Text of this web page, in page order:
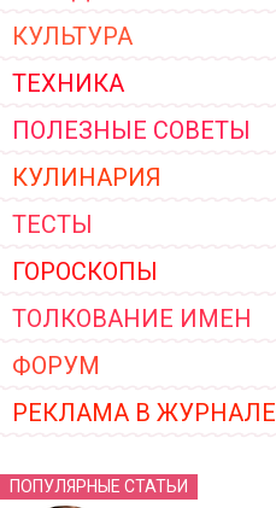
КУЛЬТУРА
ТЕХНИКА
ПОЛЕЗНЫЕ СОВЕТЫ
КУЛИНАРИЯ
ТЕСТЫ
ГОРОСКОПЫ
ТОЛКОВАНИЕ ИМЕН
ФОРУМ
РЕКЛАМА В ЖУРНАЛЕ
ПОПУЛЯРНЫЕ СТАТЬИ